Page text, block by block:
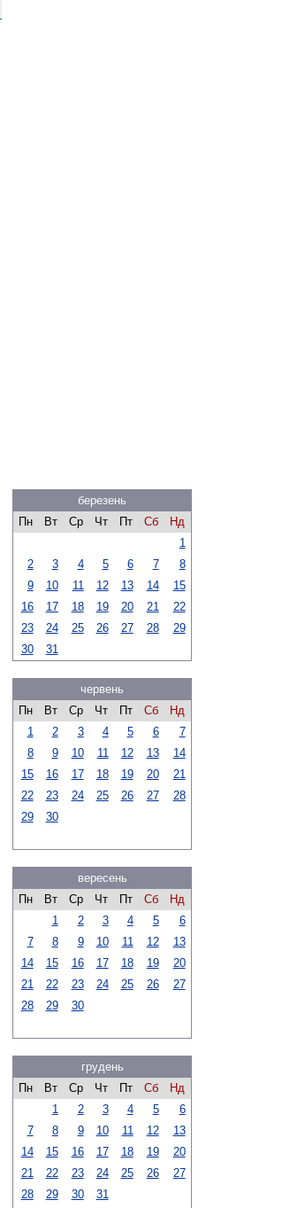
березень
Пн
Вт Ср Чт Пт Сб
Нд
1
2
3 4 5 6 7
8
9
10 11 12 13 14
15
16
17 18 19 20 21
22
23
24 25 26 27 28
29
30
31
червень
Пн
Вт Ср Чт Пт Сб
Нд
1
2 3 4 5 6
7
8
9 10 11 12 13
14
15
16 17 18 19 20
21
22
23 24 25 26 27
28
29
30
вересень
Пн
Вт Ср Чт Пт Сб
Нд
1
2 3 4 5
6
7
8 9 10 11 12
13
14
15 16 17 18 19
20
21
22 23 24 25 26
27
28
29 30
грудень
Пн
Вт Ср Чт Пт Сб
Нд
1
2 3 4 5
6
7
8 9 10 11 12
13
14
15 16 17 18 19
20
21
22 23 24 25 26
27
28
29 30 31